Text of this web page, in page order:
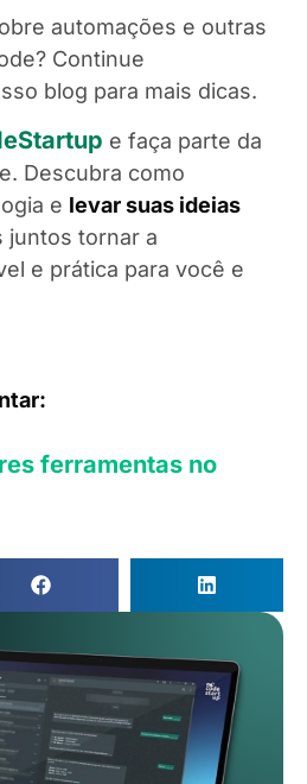
automações e outras
Continue
blog para mais dicas.
e faça parte da
Descubra como
e levar suas ideias
juntos tornar a
e prática para você e
ferramentas no